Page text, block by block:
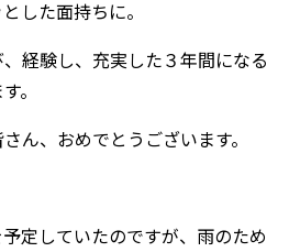
した面持ちに。
経験し、充実した３年間になる
。
ん、おめでとうございます。
定していたのですが、雨のため